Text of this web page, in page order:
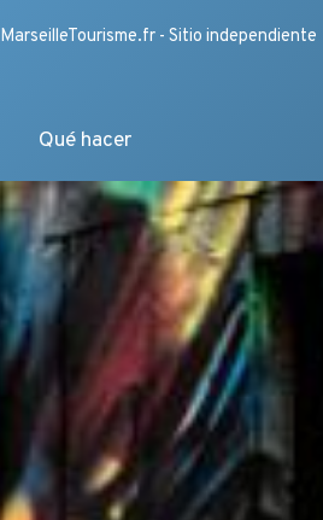
MarseilleTourisme.fr - Sitio independiente
Qué hacer